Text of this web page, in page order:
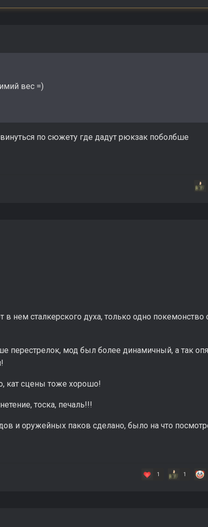
вес =)
по сюжету где дадут рюкзак поболбше
в нем сталкерского духа, только одно покемонство
перестрелок, мод был более динамичный, а так
кат сцены тоже хорошо!
тоска, печаль!!!
и оружейных паков сделано, было на что
1 1